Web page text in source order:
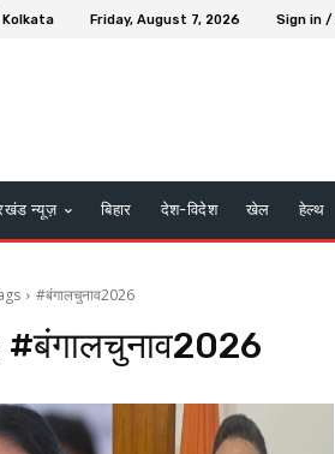
Kolkata Friday, August 7, 2026 Sign in /
न्यूज़ बिहार देश-विदेश खेल हेल्थ
#बंगालचुनाव2026
#बंगालचुनाव2026